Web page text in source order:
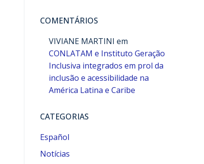
COMENTÁRIOS
VIVIANE MARTINI em
CONLATAM e Instituto Geração
Inclusiva integrados em prol da
inclusão e acessibilidade na
América Latina e Caribe
CATEGORIAS
Español
Notícias